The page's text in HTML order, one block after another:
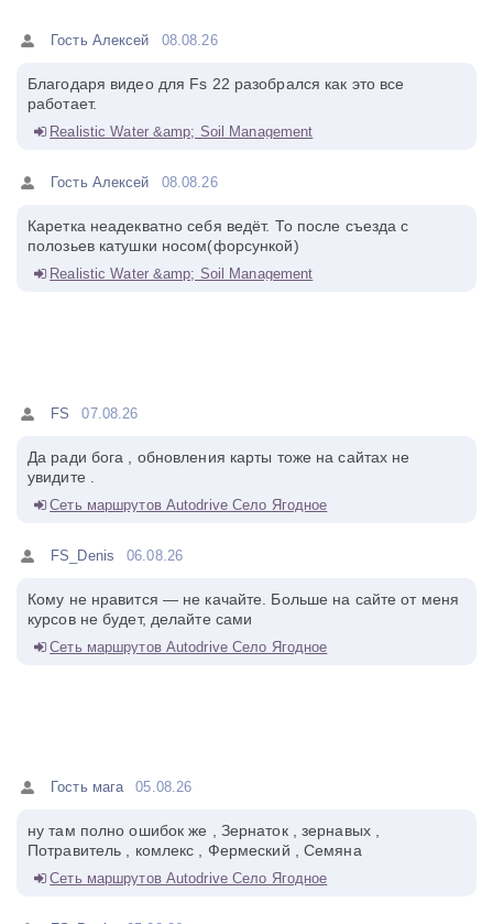
Гость Алексей 08.08.26
Благодаря видео для Fs 22 разобрался как это все
работает.
Realistic Water &amp; Soil Management
Гость Алексей 08.08.26
Каретка неадекватно себя ведёт. То после съезда с
полозьев катушки носом(форсункой)
Realistic Water &amp; Soil Management
FS 07.08.26
Да ради бога , обновления карты тоже на сайтах не
увидите .
Сеть маршрутов Autodrive Село Ягодное
FS_Denis 06.08.26
Кому не нравится — не качайте. Больше на сайте от меня
курсов не будет, делайте сами
Сеть маршрутов Autodrive Село Ягодное
Гость мага 05.08.26
ну там полно ошибок же , Зернаток , зернавых ,
Потравитель , комлекс , Фермеский , Семяна
Сеть маршрутов Autodrive Село Ягодное